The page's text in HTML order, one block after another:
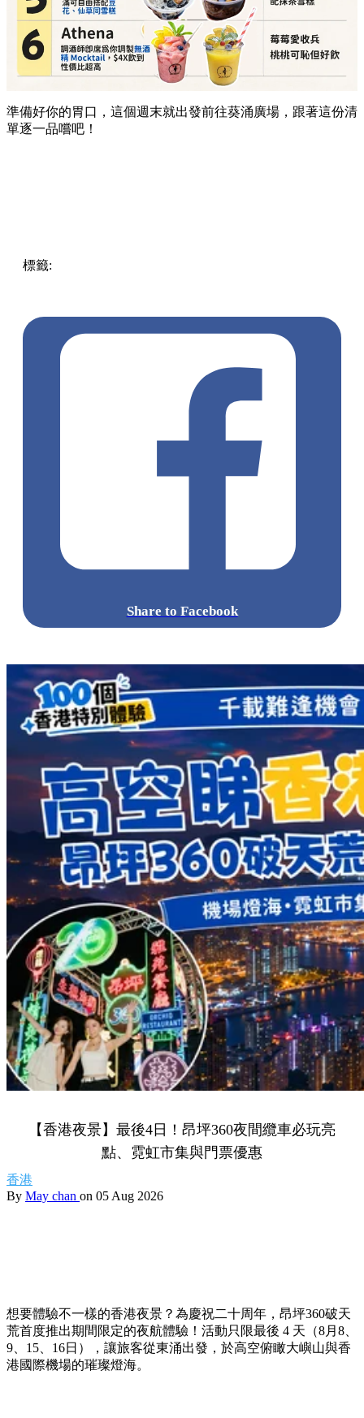
準備好你的胃口，這個週末就出發前往葵涌廣場，跟著這份清
單逐一品嚐吧！
標籤:
Share to Facebook
【香港夜景】最後4日！昂坪360夜間纜車必玩亮
點、霓虹市集與門票優惠
香港
By May chan on 05 Aug 2026
想要體驗不一樣的香港夜景？為慶祝二十周年，昂坪360破天
荒首度推出期間限定的夜航體驗！活動只限最後 4 天（8月8、
9、15、16日），讓旅客從東涌出發，於高空俯瞰大嶼山與香
港國際機場的璀璨燈海。